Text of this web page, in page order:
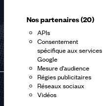
Nos partenaires(20)
APIs
Consentement
spécifique aux services
Google
Mesure d'audience
Régies publicitaires
Réseaux sociaux
Vidéos
Retrouvez-